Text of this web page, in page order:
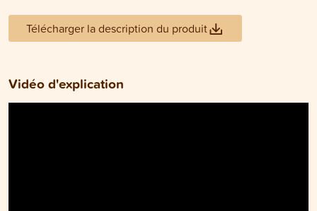
Télécharger la description du produit
Vidéo d'explication